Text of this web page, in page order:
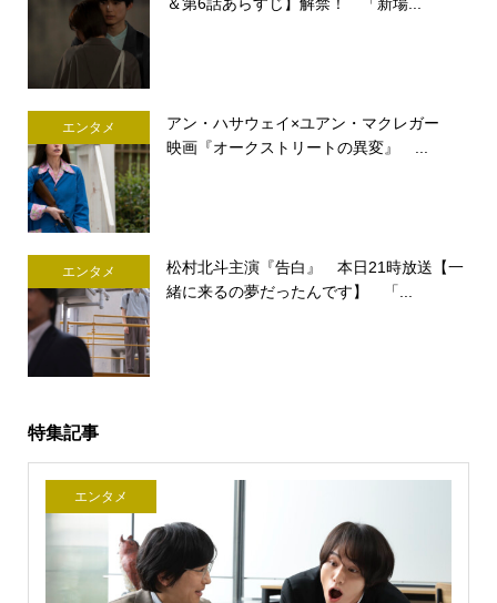
＆第6話あらすじ】解禁！ 「新場...
エンタメ
アン・ハサウェイ×ユアン・マクレガー
映画『オークストリートの異変』 ...
エンタメ
松村北斗主演『告白』 本日21時放送【一
緒に来るの夢だったんです】 「...
特集記事
エンタメ